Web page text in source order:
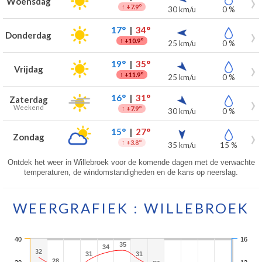
↑ +7.9° 30 km/u 0 %
Donderdag 17°| 34°
↑ +10.9° 25 km/u 0 %
Vrijdag 19°| 35°
↑ +11.9° 25 km/u 0 %
Zaterdag
Weekend
16°| 31°
↑ +7.9° 30 km/u 0 %
Zondag 15°| 27°
↑ +3.8° 35 km/u 15 %
Ontdek het weer in Willebroek voor de komende dagen met de verwachte
temperaturen, de windomstandigheden en de kans op neerslag.
WEERGRAFIEK : WILLEBROEK
32
32
31
31
34
34 35
35
31
31
40 16